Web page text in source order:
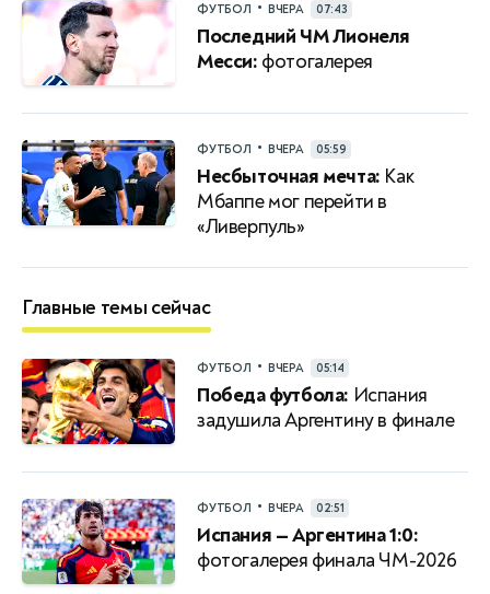
ФУТБОЛ • ВЧЕРА 07:43
Последний ЧМ Лионеля
Месси: фотогалерея
ФУТБОЛ • ВЧЕРА 05:59
Несбыточная мечта: Как
Мбаппе мог перейти в
«Ливерпуль»
Главные темы сейчас
ФУТБОЛ • ВЧЕРА 05:14
Победа футбола: Испания
задушила Аргентину в финале
ФУТБОЛ • ВЧЕРА 02:51
Испания — Аргентина 1:0:
фотогалерея финала ЧМ-2026